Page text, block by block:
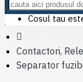
Cosul tau
Contactori,
Separator